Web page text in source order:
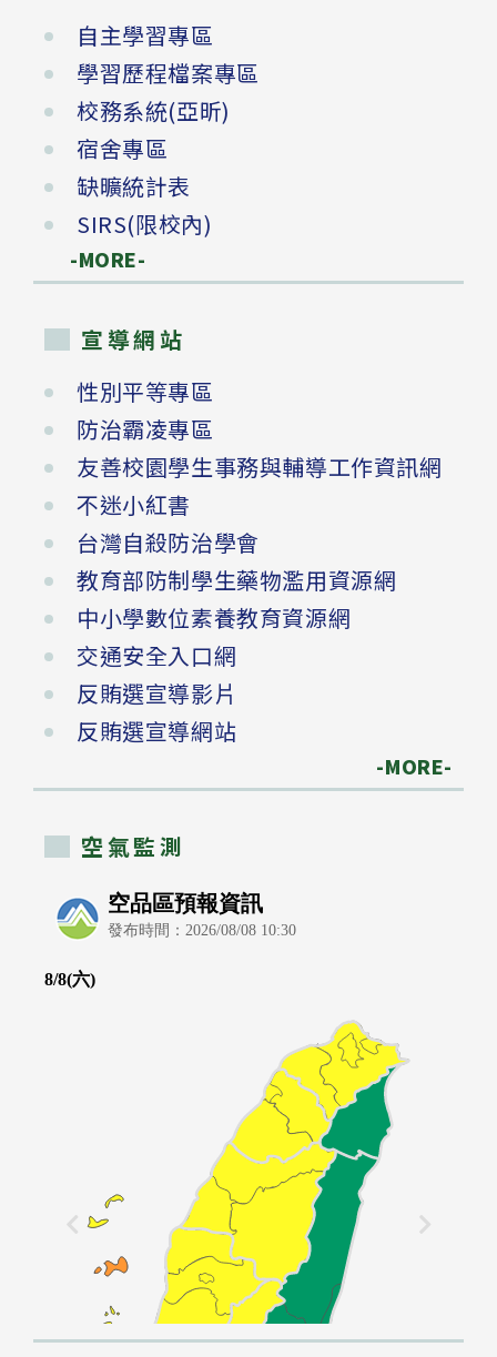
自主學習專區
學習歷程檔案專區
校務系統(亞昕)
宿舍專區
缺曠統計表
SIRS(限校內)
-MORE-
宣導網站
性別平等專區
防治霸凌專區
友善校園學生事務與輔導工作資訊網
不迷小紅書
台灣自殺防治學會
教育部防制學生藥物濫用資源網
中小學數位素養教育資源網
交通安全入口網
反賄選宣導影片
反賄選宣導網站
-MORE-
空氣監測